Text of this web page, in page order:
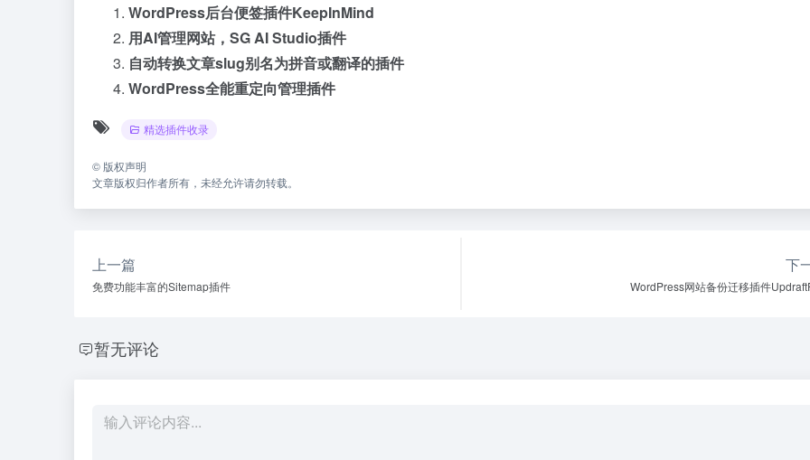
WordPress后台便签插件KeepInMind
用AI管理网站，SG AI Studio插件
自动转换文章slug别名为拼音或翻译的插件
WordPress全能重定向管理插件
精选插件收录
© 版权声明
文章版权归作者所有，未经允许请勿转载。
上一篇
免费功能丰富的Sitemap插件
下
WordPress网站备份迁移插件
暂无评论